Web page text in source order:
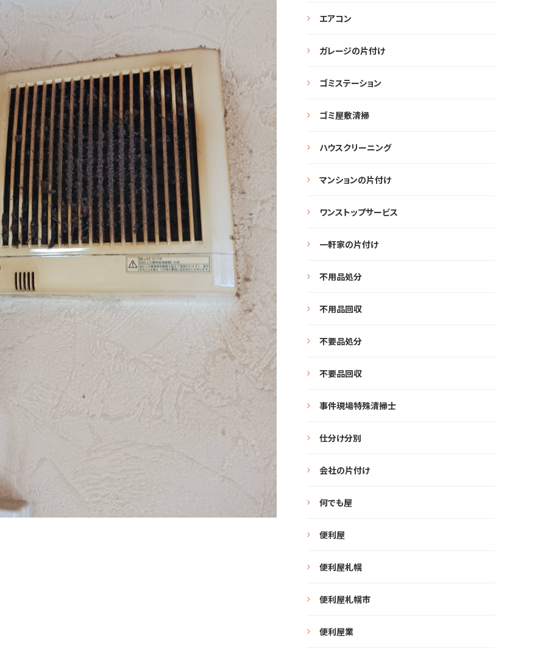
エアコン
ガレージの片付け
ゴミステーション
ゴミ屋敷清掃
ハウスクリーニング
マンションの片付け
ワンストップサービス
一軒家の片付け
不用品処分
不用品回収
不要品処分
不要品回収
事件現場特殊清掃士
仕分け分別
会社の片付け
何でも屋
便利屋
便利屋札幌
便利屋札幌市
便利屋業